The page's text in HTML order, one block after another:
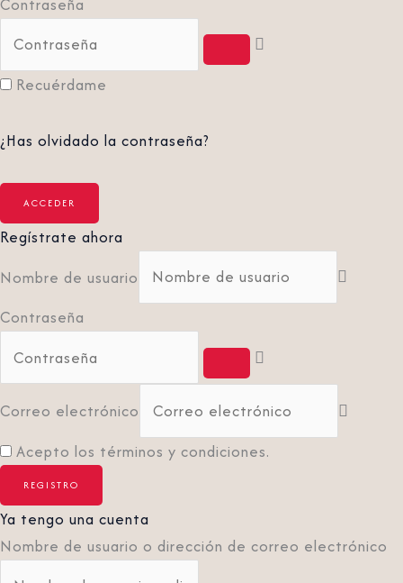
Recuérdame
¿Has olvidado la contraseña?
Regístrate ahora
Nombre de usuario
Contraseña
Correo electrónico
Acepto los términos y condiciones.
Ya tengo una cuenta
Nombre de usuario o dirección de correo electrónico